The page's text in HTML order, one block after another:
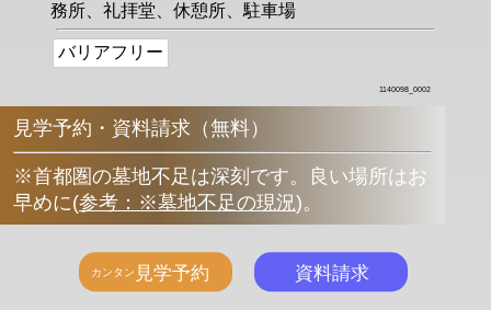
務所、礼拝堂、休憩所、駐車場
バリアフリー
1140098_0002
見学予約・資料請求（無料）
※首都圏の墓地不足は深刻です。良い場所はお
早めに(参考：※墓地不足の現況)。